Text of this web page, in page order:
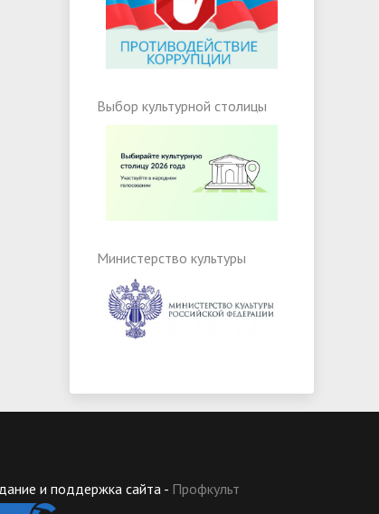
Выбор культурной столицы
Министерство культуры
и поддержка сайта - Профкульт